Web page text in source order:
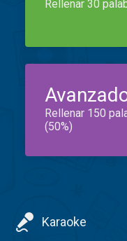
Rellenar 30
Rellenar 150
(50%)
Karaoke